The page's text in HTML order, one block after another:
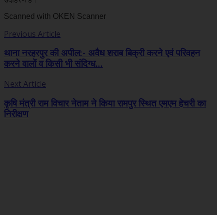
Scanned with OKEN Scanner
Previous Article
थाना नरहरपुर की अपील:- अवैध शराब बिक्री करने एवं परिवहन
करने वालों व किसी भी संदिग्ध...
Next Article
कृषि मंत्री राम विचार नेताम ने किया रामपुर स्थित एमएम हेचरी का
निरीक्षण